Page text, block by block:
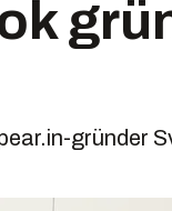
gründer